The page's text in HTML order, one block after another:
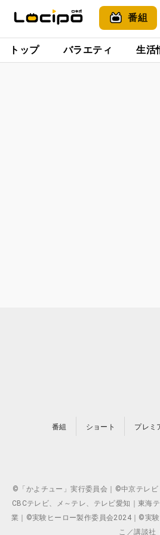
番組
トップ バラエティ 生活
番組 ショート プレミ
©「かよチュー」実行委員会｜©中京テレ
CBCテレビ、メ～テレ、テレビ愛知｜東海
業｜©実験ヒーロー製作委員会2024｜©実
こ／講談社